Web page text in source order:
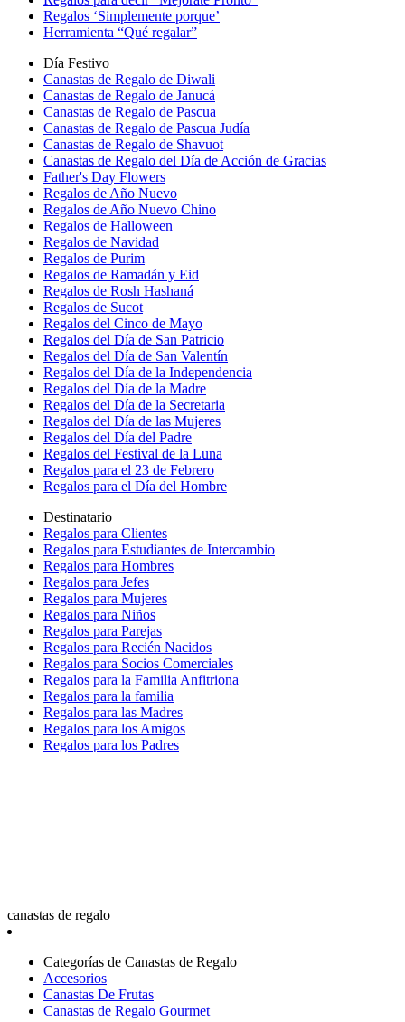
Regalos ‘Simplemente porque’
Herramienta “Qué regalar”
Día Festivo
Canastas de Regalo de Diwali
Canastas de Regalo de Janucá
Canastas de Regalo de Pascua
Canastas de Regalo de Pascua Judía
Canastas de Regalo de Shavuot
Canastas de Regalo del Día de Acción de Gracias
Father's Day Flowers
Regalos de Año Nuevo
Regalos de Año Nuevo Chino
Regalos de Halloween
Regalos de Navidad
Regalos de Purim
Regalos de Ramadán y Eid
Regalos de Rosh Hashaná
Regalos de Sucot
Regalos del Cinco de Mayo
Regalos del Día de San Patricio
Regalos del Día de San Valentín
Regalos del Día de la Independencia
Regalos del Día de la Madre
Regalos del Día de la Secretaria
Regalos del Día de las Mujeres
Regalos del Día del Padre
Regalos del Festival de la Luna
Regalos para el 23 de Febrero
Regalos para el Día del Hombre
Destinatario
Regalos para Clientes
Regalos para Estudiantes de Intercambio
Regalos para Hombres
Regalos para Jefes
Regalos para Mujeres
Regalos para Niños
Regalos para Parejas
Regalos para Recién Nacidos
Regalos para Socios Comerciales
Regalos para la Familia Anfitriona
Regalos para la familia
Regalos para las Madres
Regalos para los Amigos
Regalos para los Padres
canastas de regalo
Categorías de Canastas de Regalo
Accesorios
Canastas De Frutas
Canastas de Regalo Gourmet